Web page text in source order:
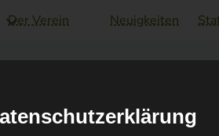
Der Verein Neuigkeiten
Schloss